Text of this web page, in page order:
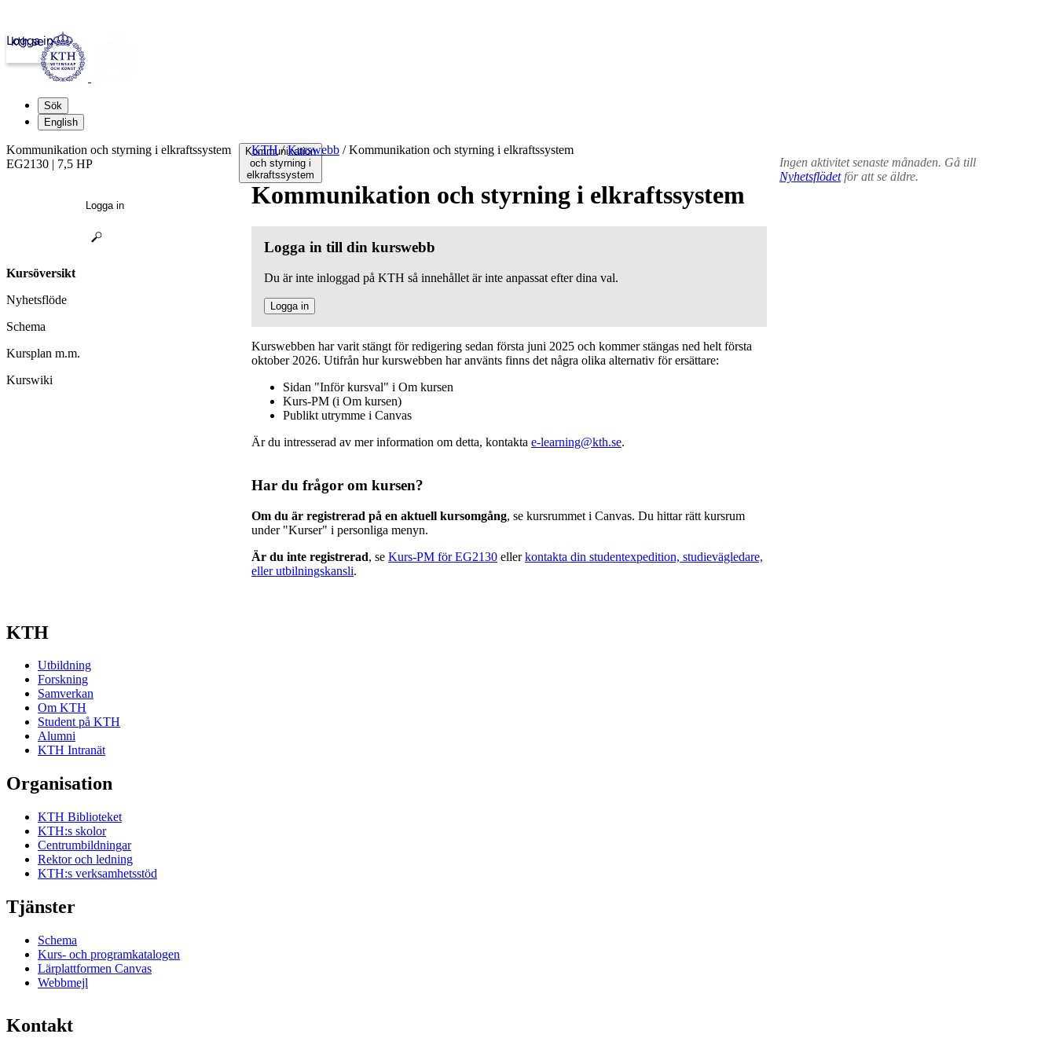
kth.se
Logga in
Sök
English
Kommunikation
och styrning i
elkraftssystem
KTH / Kurswebb /Kommunikation och styrning i elkraftssystem
Kommunikation och styrning i elkraftssystem
Logga in till din kurswebb
Du är inte inloggad på KTH så innehållet är inte anpassat efter dina val.
Logga in
Kurswebben har varit stängt för redigering sedan första juni 2025 och kommer stängas ned helt första
oktober 2026. Utifrån hur kurswebben har använts finns det några olika alternativ för ersättare:
Sidan "Inför kursval" i Om kursen
Kurs-PM (i Om kursen)
Publikt utrymme i Canvas
Är du intresserad av mer information om detta, kontakta e-learning@kth.se.
Har du frågor om kursen?
Om du är registrerad på en aktuell kursomgång, se kursrummet i Canvas. Du hittar rätt kursrum
under "Kurser" i personliga menyn.
Är du inte registrerad, se Kurs-PM för EG2130 ellerkontakta din studentexpedition, studievägledare,
eller utbilningskansli.
Ingen aktivitet senaste månaden. Gå till
Nyhetsflödetför att se äldre.
Kommunikation och styrning i elkraftssystem
EG2130 | 7,5 HP
Logga in
Kursöversikt
Nyhetsflöde
Schema
Kursplan m.m.
Kurswiki
KTH
Utbildning
Forskning
Samverkan
Om KTH
Student på KTH
Alumni
KTH Intranät
Organisation
KTH Biblioteket
KTH:s skolor
Centrumbildningar
Rektor och ledning
KTH:s verksamhetsstöd
Tjänster
Schema
Kurs- och programkatalogen
Lärplattformen Canvas
Webbmejl
Kontakt